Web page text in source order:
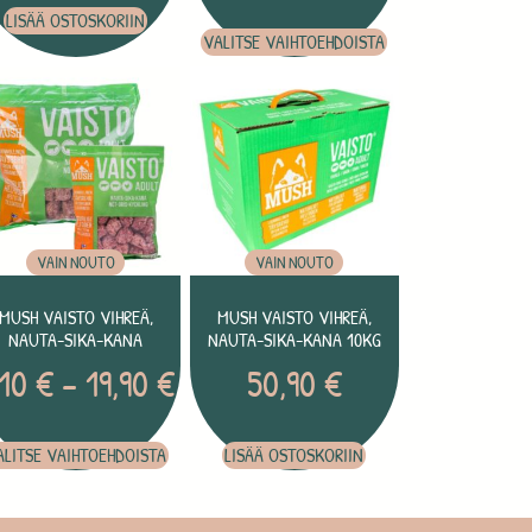
LISÄÄ OSTOSKORIIN
VALITSE VAIHTOEHDOISTA
VAIN NOUTO
VAISTO VIHREÄ,
NAUTA-SIKA-KANA
€– 19,90€
VAIHTOEHDOISTA
VAIN NOUTO
MUSH VAISTO VIHREÄ,
NAUTA-SIKA-KANA 10KG
50,90€
LISÄÄ OSTOSKORIIN